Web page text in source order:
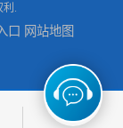
.
口 网站地图